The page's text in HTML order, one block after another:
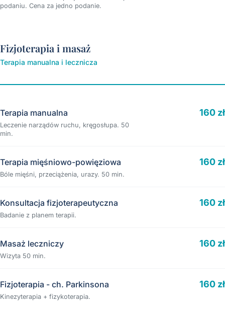
podaniu. Cena za jedno podanie.
Fizjoterapia i masaż
Terapia manualna i lecznicza
Terapia manualna
Leczenie narządów ruchu, kręgosłupa. 50
min.
160 zł
Terapia mięśniowo-powięziowa
Bóle mięśni, przeciążenia, urazy. 50 min.
160 zł
Konsultacja fizjoterapeutyczna
Badanie z planem terapii.
160 zł
Masaż leczniczy
Wizyta 50 min.
160 zł
Fizjoterapia - ch. Parkinsona
Kinezyterapia + fizykoterapia.
160 zł